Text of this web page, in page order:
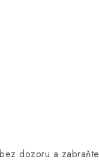
dozoru a zabraňte